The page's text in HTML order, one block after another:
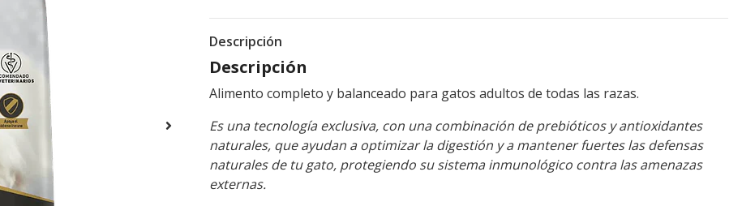
Descripción
Descripción
Alimento completo y balanceado para gatos adultos de todas las razas.
Es una tecnología exclusiva, con una combinación de prebióticos y antioxidantes
naturales, que ayudan a optimizar la digestión y a mantener fuertes las defensas
naturales de tu gato, protegiendo su sistema inmunológico contra las amenazas
externas.